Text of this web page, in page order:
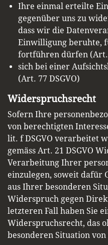
Ihre einmal erteilte
gegenüber uns zu
dass wir die
Einwilligung beruhte,
fortführen dürfen (Art.
sich bei einer
(Art. 77 DSGVO)
Widerspruchsrecht
Sofern Ihre
von berechtigten
lit. f DSGVO verarbeitet
gemäss Art. 21 DSGVO
Verarbeitung Ihrer
einzulegen, soweit dafür
aus Ihrer besonderen
Widerspruch gegen
letzteren Fall haben Sie
Widerspruchsrecht, das
besonderen Situation